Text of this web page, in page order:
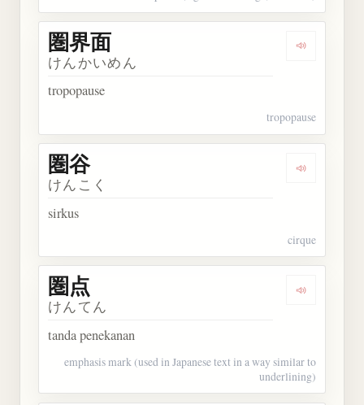
Dengarkan
圏界面
けんかいめん
tropopause
tropopause
Dengarkan
圏谷
けんこく
sirkus
cirque
Dengarkan
圏点
けんてん
tanda penekanan
emphasis mark (used in Japanese text in a way similar to
underlining)